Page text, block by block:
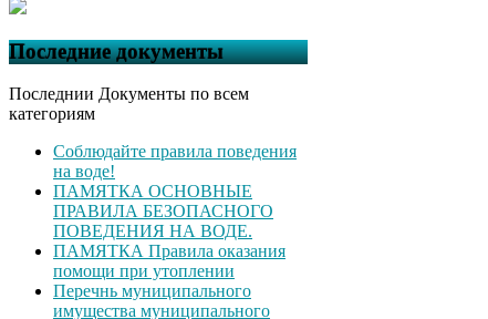
Последние документы
Последнии Документы по всем
категориям
Соблюдайте правила поведения
на воде!
ПАМЯТКА ОСНОВНЫЕ
ПРАВИЛА БЕЗОПАСНОГО
ПОВЕДЕНИЯ НА ВОДЕ.
ПАМЯТКА Правила оказания
помощи при утоплении
Перечнь муниципального
имущества муниципального